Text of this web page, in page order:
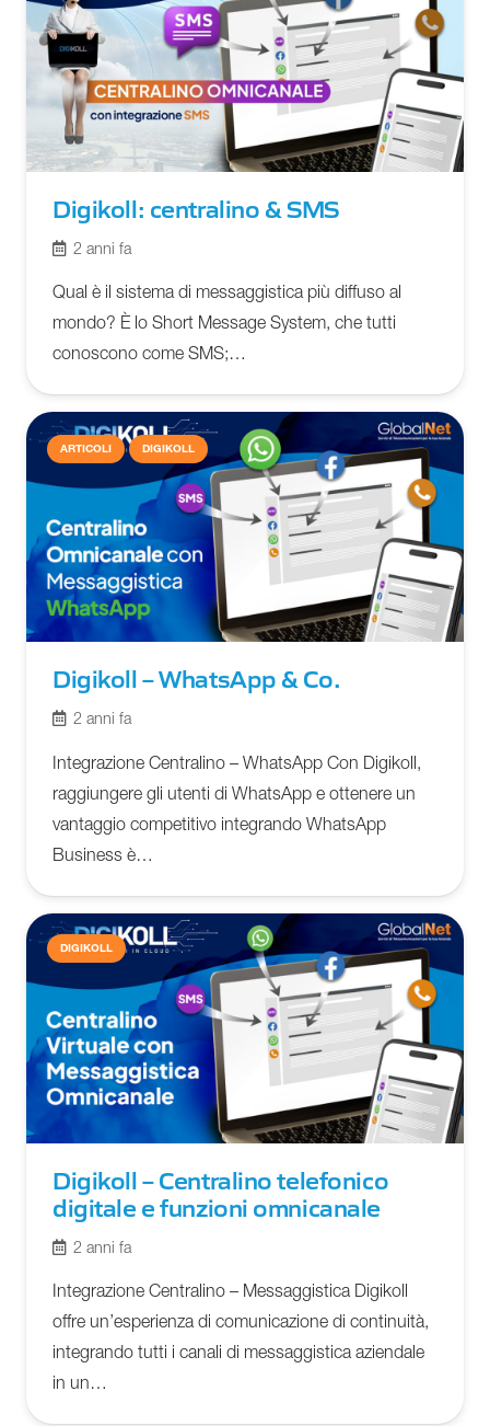
Digikoll: centralino & SMS
2 anni fa
Qual è il sistema di messaggistica più diffuso al
mondo? È lo Short Message System, che tutti
conoscono come SMS;…
ARTICOLI DIGIKOLL
Digikoll – WhatsApp & Co.
2 anni fa
Integrazione Centralino – WhatsApp Con Digikoll,
raggiungere gli utenti di WhatsApp e ottenere un
vantaggio competitivo integrando WhatsApp
Business è…
DIGIKOLL
Digikoll – Centralino telefonico
digitale e funzioni omnicanale
2 anni fa
Integrazione Centralino – Messaggistica Digikoll
offre un’esperienza di comunicazione di continuità,
integrando tutti i canali di messaggistica aziendale
in un…